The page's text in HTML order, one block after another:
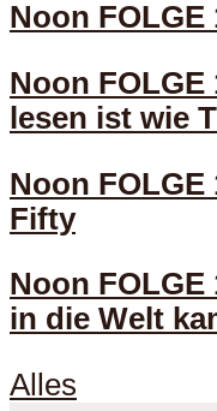
Noon
Noon
lesen ist wie
Noon FOLGE
Fifty
Noon FOLGE
in die Welt
Alles